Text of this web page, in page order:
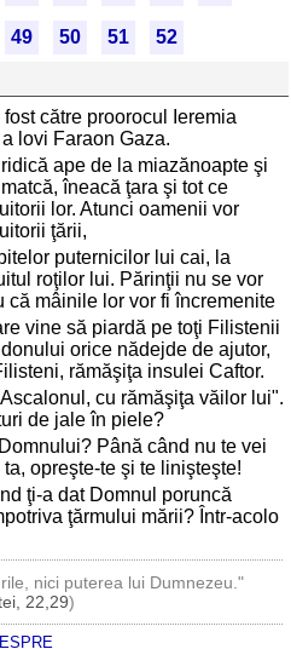
49 50 51
52
către proorocul Ieremia
lovi Faraon Gaza.
ape de la miazănoapte şi
îneacă ţara şi tot ce
lor. Atunci oamenii vor
ţării,
puternicilor lui cai, la
roţilor lui. Părinţii nu se vor
că mâinile lor vor fi încremenite
vine să piardă pe toţi Filistenii
orice nădejde de ajutor,
rămăşiţa insulei Caftor.
cu rămăşiţa văilor lui".
de jale în piele?
Până când nu te vei
opreşte-te şi te linişteşte!
ţi-a dat Domnul poruncă
ţărmului mării? Într-acolo
nici puterea lui Dumnezeu."
22,29)